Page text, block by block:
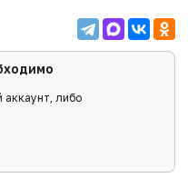
аккаунт, либо